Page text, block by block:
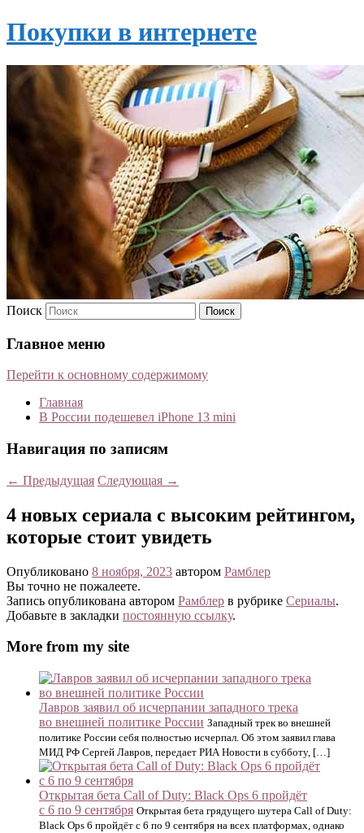
Покупки в интернете
Поиск
Главное меню
Перейти к основному содержимому
Главная
В России подешевел iPhone 13 mini
Навигация по записям
← Предыдущая Следующая →
4 новых сериала с высоким рейтингом,
которые стоит увидеть
Опубликовано 8 ноября, 2023 автором Рамблер
Вы точно не пожалеете.
Запись опубликована автором Рамблер в рубрике Сериалы.
Добавьте в закладки постоянную ссылку.
More from my site
Лавров заявил об исчерпании западного трека
во внешней политике России Западный трек во внешней
политике России себя полностью исчерпал. Об этом заявил глава
МИД РФ Сергей Лавров, передает РИА Новости в субботу, […]
Открытая бета Call of Duty: Black Ops 6 пройдёт
с 6 по 9 сентября Открытая бета грядущего шутера Call of Duty:
Black Ops 6 пройдёт с 6 по 9 сентября на всех платформах, однако